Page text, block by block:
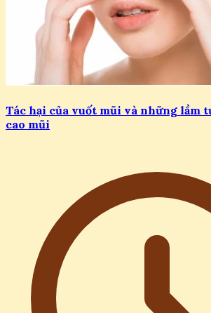
Tác hại của vuốt mũi và những lầm
cao mũi